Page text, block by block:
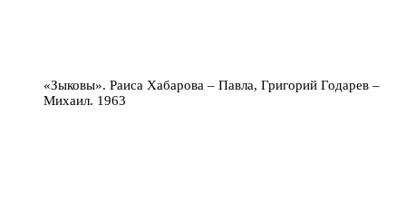
«Зыковы». Раиса Хабарова – Павла, Григорий Годарев –
Михаил. 1963